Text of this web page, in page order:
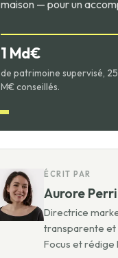
maison — pour un
1 Md€
de patrimoine supervisé,
M€ conseillés.
ÉCRIT PAR
Aurore
Directrice
transparente et
Focus et rédige